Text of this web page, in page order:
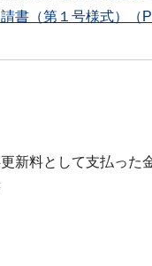
書（第１号様式）（
新料として支払った